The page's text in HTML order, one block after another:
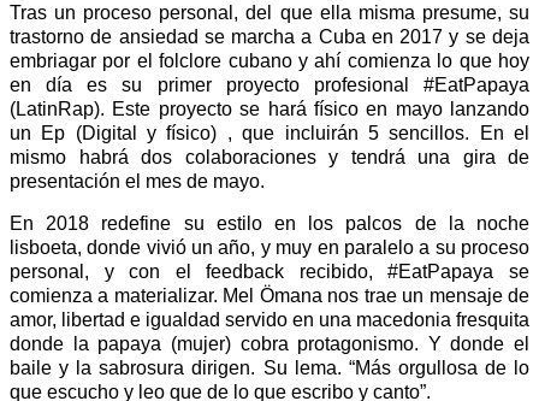
Tras un proceso personal, del que ella misma presume, su
trastorno de ansiedad se marcha a Cuba en 2017 y se deja
embriagar por el folclore cubano y ahí comienza lo que hoy
en día es su primer proyecto profesional #EatPapaya
(LatinRap). Este proyecto se hará físico en mayo lanzando
un Ep (Digital y físico) , que incluirán 5 sencillos. En el
mismo habrá dos colaboraciones y tendrá una gira de
presentación el mes de mayo.
En 2018 redefine su estilo en los palcos de la noche
lisboeta, donde vivió un año, y muy en paralelo a su proceso
personal, y con el feedback recibido, #EatPapaya se
comienza a materializar. Mel Ömana nos trae un mensaje de
amor, libertad e igualdad servido en una macedonia fresquita
donde la papaya (mujer) cobra protagonismo. Y donde el
baile y la sabrosura dirigen. Su lema. “Más orgullosa de lo
que escucho y leo que de lo que escribo y canto”.